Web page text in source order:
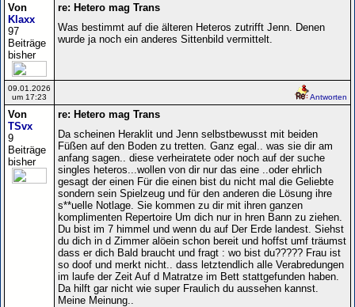
Von
Klaxx
97
Beiträge
bisher
re: Hetero mag Trans
Was bestimmt auf die älteren Heteros zutrifft Jenn. Denen
wurde ja noch ein anderes Sittenbild vermittelt.
09.01.2026
um 17:23
Antworten
Von
TSvx
9
Beiträge
bisher
re: Hetero mag Trans
Da scheinen Heraklit und Jenn selbstbewusst mit beiden
Füßen auf den Boden zu tretten. Ganz egal.. was sie dir am
anfang sagen.. diese verheiratete oder noch auf der suche
singles heteros...wollen von dir nur das eine ..oder ehrlich
gesagt der einen Für die einen bist du nicht mal die Geliebte
sondern sein Spielzeug und für den anderen die Lösung ihre
s**uelle Notlage. Sie kommen zu dir mit ihren ganzen
komplimenten Repertoire Um dich nur in hren Bann zu ziehen.
Du bist im 7 himmel und wenn du auf Der Erde landest. Siehst
du dich in d Zimmer alöein schon bereit und hoffst umf träumst
dass er dich Bald braucht und fragt : wo bist du????? Frau ist
so doof und merkt nicht.. dass letztendlich alle Verabredungen
im laufe der Zeit Auf d Matratze im Bett stattgefunden haben.
Da hilft gar nicht wie super Fraulich du aussehen kannst.
Meine Meinung..